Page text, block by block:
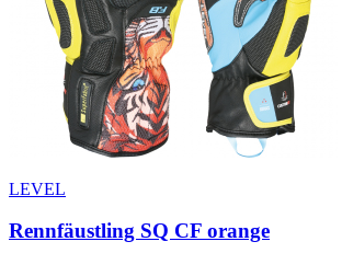
LEVEL
Rennfäustling SQ CF orange